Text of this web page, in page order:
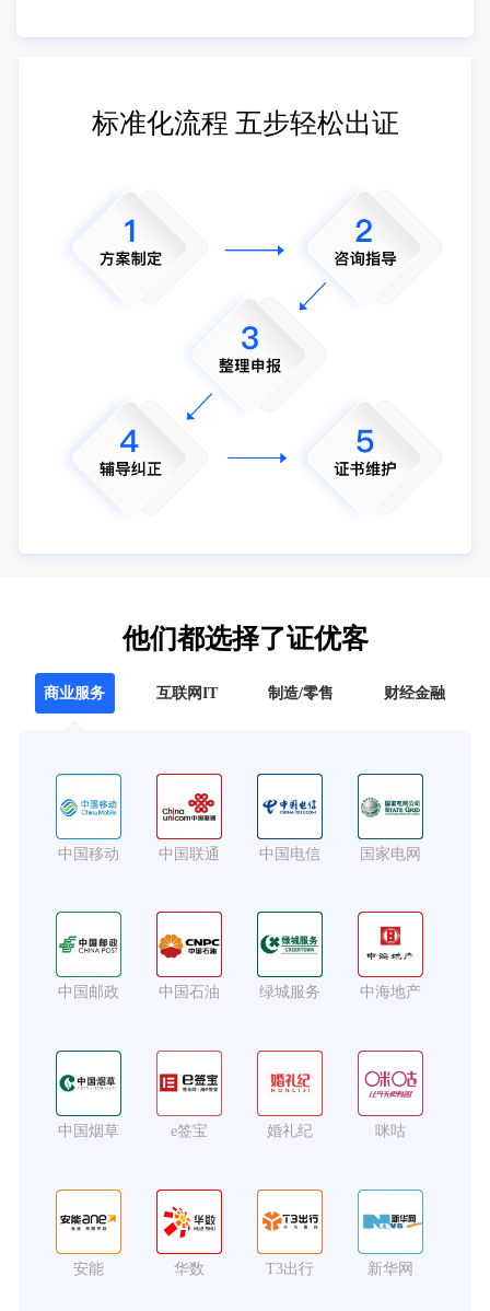
标准化流程 五步轻松出证
他们都选择了证优客
商业服务 互联网IT 制造/零售 财经金融
中国移动 中国联通 中国电信 国家电网
中国邮政 中国石油 绿城服务 中海地产
中国烟草 e签宝 婚礼纪 咪咕
安能 华数 T3出行 新华网